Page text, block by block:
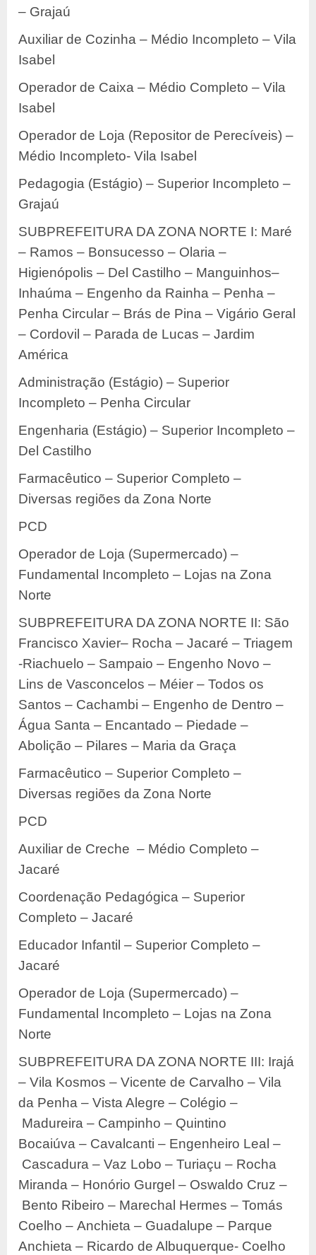
– Grajaú
Auxiliar de Cozinha – Médio Incompleto – Vila
Isabel
Operador de Caixa – Médio Completo – Vila
Isabel
Operador de Loja (Repositor de Perecíveis) –
Médio Incompleto- Vila Isabel
Pedagogia (Estágio) – Superior Incompleto –
Grajaú
SUBPREFEITURA DA ZONA NORTE I: Maré
– Ramos – Bonsucesso – Olaria –
Higienópolis – Del Castilho – Manguinhos–
Inhaúma – Engenho da Rainha – Penha –
Penha Circular – Brás de Pina – Vigário Geral
– Cordovil – Parada de Lucas – Jardim
América
Administração (Estágio) – Superior
Incompleto – Penha Circular
Engenharia (Estágio) – Superior Incompleto –
Del Castilho
Farmacêutico – Superior Completo –
Diversas regiões da Zona Norte
PCD
Operador de Loja (Supermercado) –
Fundamental Incompleto – Lojas na Zona
Norte
SUBPREFEITURA DA ZONA NORTE II: São
Francisco Xavier– Rocha – Jacaré – Triagem
-Riachuelo – Sampaio – Engenho Novo –
Lins de Vasconcelos – Méier – Todos os
Santos – Cachambi – Engenho de Dentro –
Água Santa – Encantado – Piedade –
Abolição – Pilares – Maria da Graça
Farmacêutico – Superior Completo –
Diversas regiões da Zona Norte
PCD
Auxiliar de Creche – Médio Completo –
Jacaré
Coordenação Pedagógica – Superior
Completo – Jacaré
Educador Infantil – Superior Completo –
Jacaré
Operador de Loja (Supermercado) –
Fundamental Incompleto – Lojas na Zona
Norte
SUBPREFEITURA DA ZONA NORTE III: Irajá
– Vila Kosmos – Vicente de Carvalho – Vila
da Penha – Vista Alegre – Colégio –
Madureira – Campinho – Quintino
Bocaiúva – Cavalcanti – Engenheiro Leal –
Cascadura – Vaz Lobo – Turiaçu – Rocha
Miranda – Honório Gurgel – Oswaldo Cruz –
Bento Ribeiro – Marechal Hermes – Tomás
Coelho – Anchieta – Guadalupe – Parque
Anchieta – Ricardo de Albuquerque- Coelho